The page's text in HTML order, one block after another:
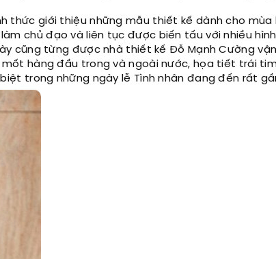
thức giới thiệu những mẫu thiết kế dành cho mùa
làm chủ đạo và liên tục được biến tấu với nhiều
cũng từng được nhà thiết kế Đỗ Mạnh Cường
hàng đầu trong và ngoài nước, họa tiết trái
trong những ngày lễ Tình nhân đang đến rất